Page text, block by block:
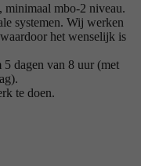
minimaal mbo-2 niveau.
systemen. Wij werken
het wenselijk is
dagen van 8 uur (met
te doen.